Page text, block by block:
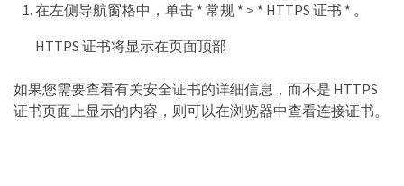
在左侧导航窗格中，单击 * 常规 * > * HTTPS 证书 * 。
HTTPS 证书将显示在页面顶部
如果您需要查看有关安全证书的详细信息，而不是 HTTPS
证书页面上显示的内容，则可以在浏览器中查看连接证书。